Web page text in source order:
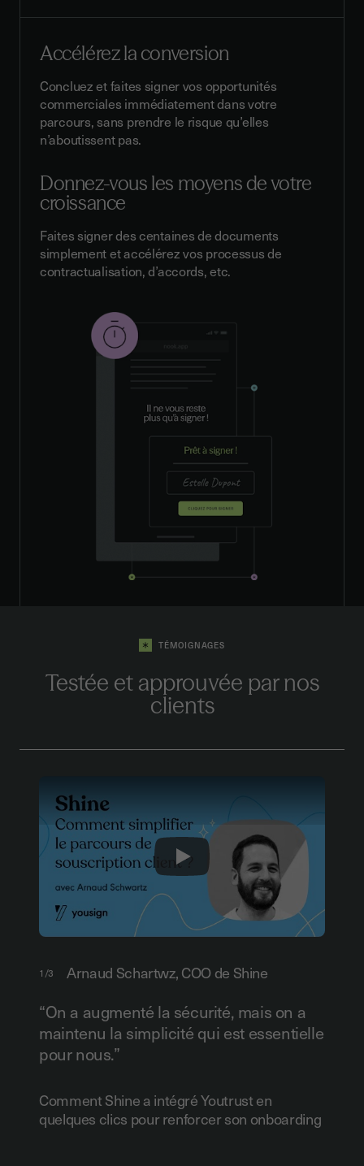
Accélérez la conversion
Concluez et faites signer vos opportunités
commerciales immédiatement dans votre
parcours, sans prendre le risque qu’elles
n’aboutissent pas.
Donnez-vous les moyens de votre
croissance
Faites signer des centaines de documents
simplement et accélérez vos processus de
contractualisation, d’accords, etc.
TÉMOIGNAGES
Testée et approuvée par nos
clients
Play
1/3 Arnaud Schartwz, COO de Shine
“On a augmenté la sécurité, mais on a
maintenu la simplicité qui est essentielle
pour nous.”
Comment Shine a intégré Youtrust en
quelques clics pour renforcer son onboarding